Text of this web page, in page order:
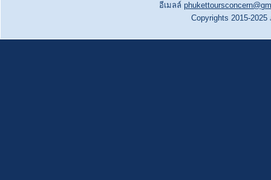
อีเมลล์
Copyrights 2015-